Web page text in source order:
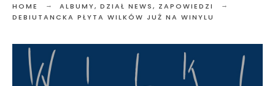
HOME ALBUMY, DZIAŁ NEWS, ZAPOWIEDZI
DEBIUTANCKA PŁYTA WILKÓW JUŻ NA WINYLU